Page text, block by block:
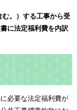
。）する工事から受
に法定福利費を内訳
必要な法定福利費が